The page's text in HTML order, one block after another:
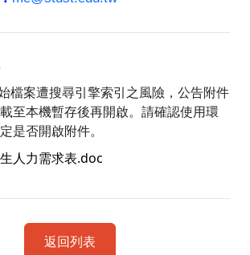
檔案遭搜尋引擎索引之風險，公告附件
至本機暫存後再開啟。請確認使用環
是否開啟附件。
人力需求表.doc
返回列表